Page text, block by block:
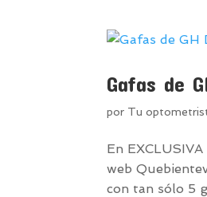
Gafas de
por Tu
En
web
con tan sólo 5